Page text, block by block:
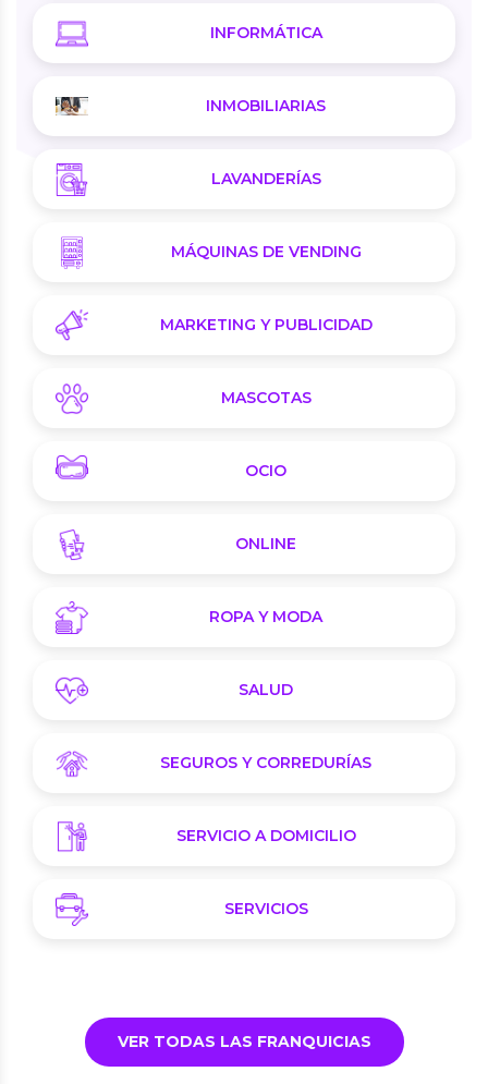
INFORMÁTICA
INMOBILIARIAS
LAVANDERÍAS
MÁQUINAS DE VENDING
MARKETING Y PUBLICIDAD
MASCOTAS
OCIO
ONLINE
ROPA Y MODA
SALUD
SEGUROS Y CORREDURÍAS
SERVICIO A DOMICILIO
SERVICIOS
VER TODAS LAS FRANQUICIAS